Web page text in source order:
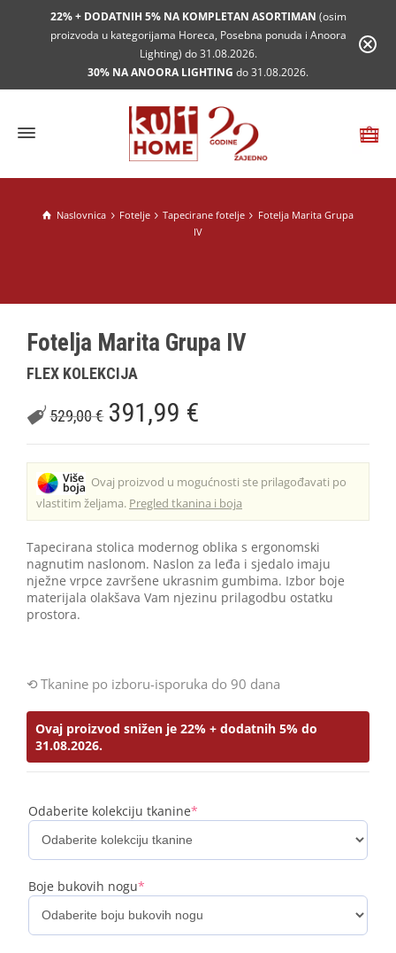
22% + DODATNIH 5% NA KOMPLETAN ASORTIMAN (osim
proizvoda u kategorijama Horeca, Posebna ponuda i Anoora
Lighting) do 31.08.2026.
30% NA ANOORA LIGHTING do 31.08.2026.
Naslovnica Fotelje Tapecirane fotelje
Fotelja Marita Grupa
IV
Fotelja Marita Grupa IV
FLEX KOLEKCIJA
529,00€ 391,99 €
Ovaj proizvod u mogućnosti ste prilagođavati po
vlastitim željama. Pregled tkanina i boja
Tapecirana stolica modernog oblika s ergonomski
nagnutim naslonom. Naslon za leđa i sjedalo imaju
nježne vrpce završene ukrasnim gumbima. Izbor boje
materijala olakšava Vam njezinu prilagodbu ostatku
prostora.
Tkanine po izboru-isporuka do 90 dana
Ovaj proizvod snižen je 22% + dodatnih 5% do
31.08.2026.
Odaberite kolekciju tkanine*
Boje bukovih nogu*